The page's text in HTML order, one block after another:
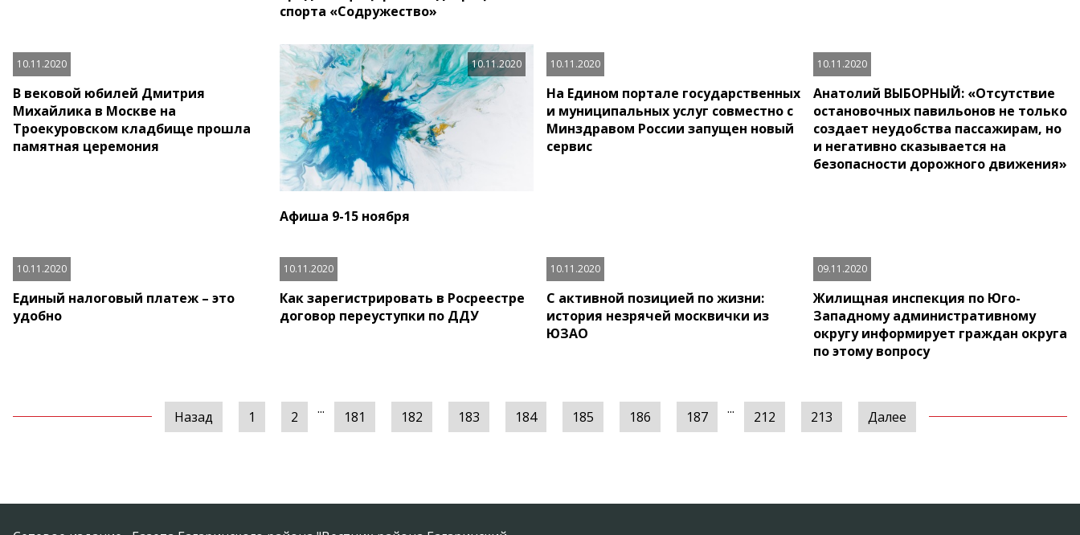
спорта «Содружество»
10.11.2020
В вековой юбилей Дмитрия
Михайлика в Москве на
Троекуровском кладбище прошла
памятная церемония
10.11.2020
Афиша 9-15 ноября
10.11.2020
На Едином портале государственных
и муниципальных услуг совместно с
Минздравом России запущен новый
сервис
10.11.2020
Анатолий ВЫБОРНЫЙ: «Отсутствие
остановочных павильонов не только
создает неудобства пассажирам, но
и негативно сказывается на
безопасности дорожного движения»
10.11.2020
Единый налоговый платеж – это
удобно
10.11.2020
Как зарегистрировать в Росреестре
договор переуступки по ДДУ
10.11.2020
С активной позицией по жизни:
история незрячей москвички из
ЮЗАО
09.11.2020
Жилищная инспекция по Юго-
Западному административному
округу информирует граждан округа
по этому вопросу
Назад 1 2 ... 181 182 183 184 185 186 187 ... 212 213 Далее